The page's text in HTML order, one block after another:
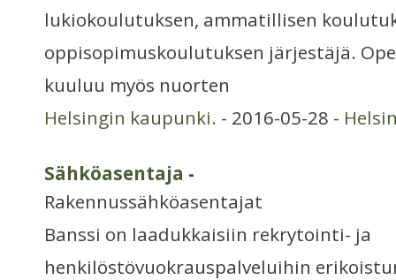
lukiokoulutuksen, ammatillisen
oppisopimuskoulutuksen järjestäjä.
kuuluu myös nuorten
Helsingin kaupunki. - 2016-05-28 -
Sähköasentaja -
Rakennussähköasentajat
Banssi on laadukkaisiin rekrytointi- ja
henkilöstövuokrauspalveluihin